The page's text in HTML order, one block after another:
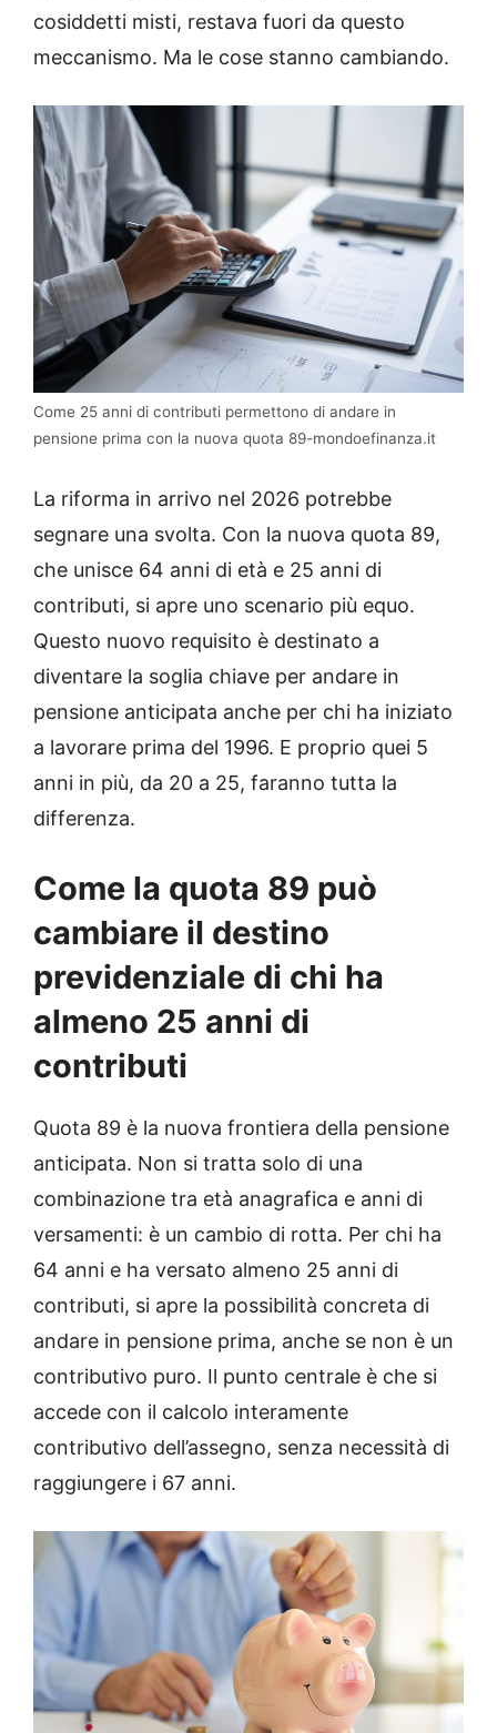
cosiddetti misti, restava fuori da questo
meccanismo. Ma le cose stanno cambiando.
Come 25 anni di contributi permettono di andare in
pensione prima con la nuova quota 89-mondoefinanza.it
La riforma in arrivo nel 2026 potrebbe
segnare una svolta. Con la nuova quota 89,
che unisce 64 anni di età e 25 anni di
contributi, si apre uno scenario più equo.
Questo nuovo requisito è destinato a
diventare la soglia chiave per andare in
pensione anticipata anche per chi ha iniziato
a lavorare prima del 1996. E proprio quei 5
anni in più, da 20 a 25, faranno tutta la
differenza.
Come la quota 89 può
cambiare il destino
previdenziale di chi ha
almeno 25 anni di
contributi
Quota 89 è la nuova frontiera della pensione
anticipata. Non si tratta solo di una
combinazione tra età anagrafica e anni di
versamenti: è un cambio di rotta. Per chi ha
64 anni e ha versato almeno 25 anni di
contributi, si apre la possibilità concreta di
andare in pensione prima, anche se non è un
contributivo puro. Il punto centrale è che si
accede con il calcolo interamente
contributivo dell’assegno, senza necessità di
raggiungere i 67 anni.